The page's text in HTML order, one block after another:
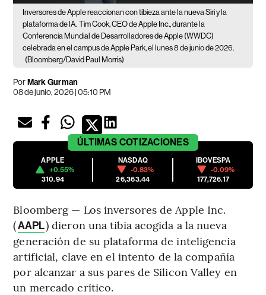
Inversores de Apple reaccionan con tibieza ante la nueva Siri y la
plataforma de IA. Tim Cook, CEO de Apple Inc., durante la
Conferencia Mundial de Desarrolladores de Apple (WWDC)
celebrada en el campus de Apple Park, el lunes 8 de junio de 2026.
(Bloomberg/David Paul Morris)
PorMark Gurman
08 de junio, 2026 | 05:10 PM
ÚLTIMAS COTIZACIONES
APPLE
+0.55%
310.94
NASDAQ
-0.83%
26,363.44
IBOVESPA
-0.09%
177,726.17
Bloomberg — Los inversores de Apple Inc.
(AAPL) dieron una tibia acogida a la nueva
generación de su plataforma de inteligencia
artificial, clave en el intento de la compañía
por alcanzar a sus pares de Silicon Valley en
un mercado crítico.